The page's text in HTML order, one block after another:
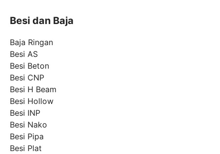
Besi dan Baja
Baja Ringan
Besi AS
Besi Beton
Besi CNP
Besi H Beam
Besi Hollow
Besi INP
Besi Nako
Besi Pipa
Besi Plat